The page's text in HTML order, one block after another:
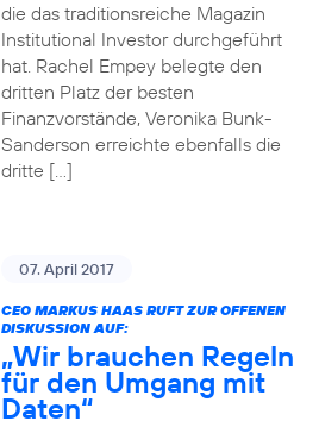
die das traditionsreiche Magazin
Institutional Investor durchgeführt
hat. Rachel Empey belegte den
dritten Platz der besten
Finanzvorstände, Veronika Bunk-
Sanderson erreichte ebenfalls die
dritte […]
07. April 2017
CEO MARKUS HAAS RUFT ZUR OFFENEN
DISKUSSION AUF:
„Wir brauchen Regeln
für den Umgang mit
Daten“